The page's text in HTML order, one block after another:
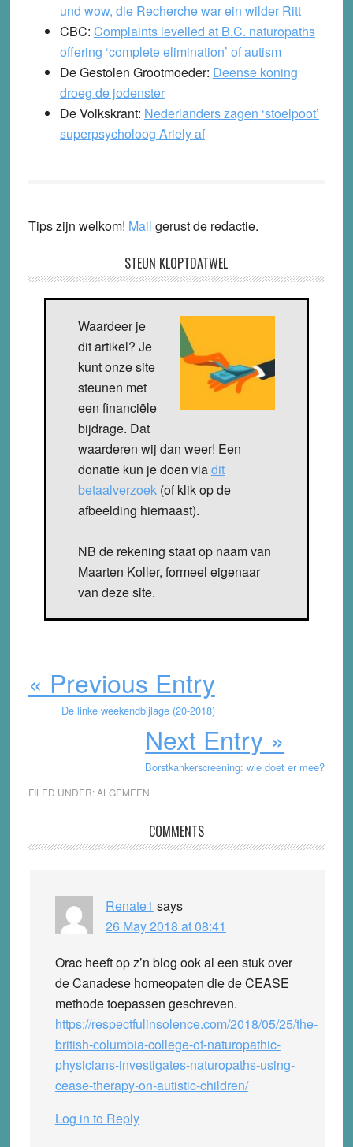
und wow, die Recherche war ein wilder Ritt
CBC: Complaints levelled at B.C. naturopaths
offering ‘complete elimination’ of autism
De Gestolen Grootmoeder: Deense koning
droeg de jodenster
De Volkskrant: Nederlanders zagen ‘stoelpoot’
superpsycholoog Ariely af
Tips zijn welkom! Mail gerust de redactie.
STEUN KLOPTDATWEL
Waardeer je
dit artikel? Je
kunt onze site
steunen met
een financiële
bijdrage. Dat
waarderen wij dan weer! Een
donatie kun je doen viadit
betaalverzoek(of klik op de
afbeelding hiernaast).
NB de rekening staat op naam van
Maarten Koller, formeel eigenaar
van deze site.
« Previous Entry
De linke weekendbijlage (20-2018)
Next Entry »
Borstkankerscreening: wie doet er mee?
FILED UNDER:ALGEMEEN
Interactions
COMMENTS
Renate1 says
26 May 2018 at 08:41
Orac heeft op z’n blog ook al een stuk over
de Canadese homeopaten die de CEASE
methode toepassen geschreven.
https://respectfulinsolence.com/2018/05/25/the-
british-columbia-college-of-naturopathic-
physicians-investigates-naturopaths-using-
cease-therapy-on-autistic-children/
Log in to Reply